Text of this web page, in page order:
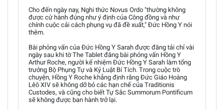
Cho đến ngày nay, Nghi thức Novus Ordo "thường không
được cử hành đúng như ý định của Công đồng và như
chính cuộc cải cách phụng vụ đã đề xuất," Đức Hồng Y nói
thêm.
Bài phỏng vấn của Đức Hồng Y Sarah được đăng tải chỉ vài
ngày sau khi tờ The Tablet đăng bài phỏng vấn Hồng Y
Arthur Roche, người kế nhiệm Đức Hồng Y Sarah làm tổng
trưởng Bộ Phụng Tự và Kỷ Luật Bí Tích. Trong cuộc trò
chuyện, Hồng Y Roche khẳng định rằng Đức Giáo Hoàng
Lêô XIV sẽ không dỡ bỏ các hạn chế của Traditionis
Custodes, và cũng cho biết Tự Sắc Summorum Pontificum
sẽ không được ban hành trở lại.